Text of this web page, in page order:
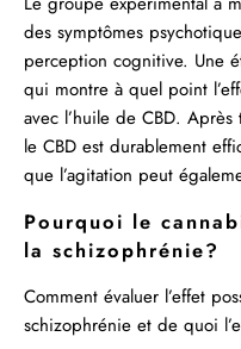
des symptômes
perception cognitive. Une
qui montre à quel point
avec l’huile de CBD.
le CBD est durablement
que l’agitation peut
Pourquoi le
la schizophrénie?
Comment évaluer l’effet
schizophrénie et de quoi